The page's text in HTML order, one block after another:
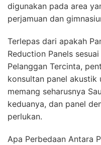
digunakan pada area
perjamuan dan
Terlepas dari apakah
Reduction Panels
Pelanggan Tercinta,
konsultan panel akustik
memang seharusnya
keduanya, dan panel
perlukan.
Apa Perbedaan Antara